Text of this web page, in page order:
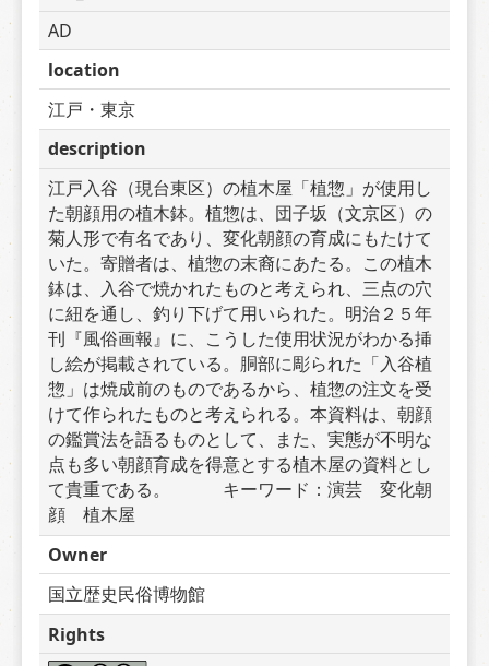
AD
location
江戸・東京
description
江戸入谷（現台東区）の植木屋「植惣」が使用し
た朝顔用の植木鉢。植惣は、団子坂（文京区）の
菊人形で有名であり、変化朝顔の育成にもたけて
いた。寄贈者は、植惣の末裔にあたる。この植木
鉢は、入谷で焼かれたものと考えられ、三点の穴
に紐を通し、釣り下げて用いられた。明治２５年
刊『風俗画報』に、こうした使用状況がわかる挿
し絵が掲載されている。胴部に彫られた「入谷植
惣」は焼成前のものであるから、植惣の注文を受
けて作られたものと考えられる。本資料は、朝顔
の鑑賞法を語るものとして、また、実態が不明な
点も多い朝顔育成を得意とする植木屋の資料とし
て貴重である。　　　キーワード：演芸　変化朝
顔　植木屋
Owner
国立歴史民俗博物館
Rights